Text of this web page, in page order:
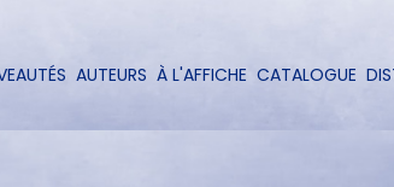
contenu
AUTEURS À L'AFFICHE CATALOGUE